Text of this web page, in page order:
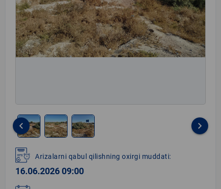
1
of
3
keyboard_arrow_left keyboard_arrow_right
Arizalarni qabul qilishning oxirgi muddati:
16.06.2026 09:00